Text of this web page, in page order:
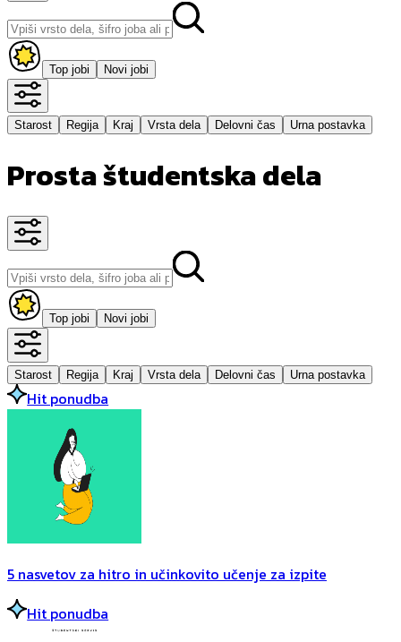
Top jobi Novi jobi
Starost Regija Kraj Vrsta dela Delovni čas Urna postavka
Prosta študentska dela
Top jobi Novi jobi
Starost Regija Kraj Vrsta dela Delovni čas Urna postavka
Hit ponudba
5 nasvetov za hitro in učinkovito učenje za izpite
Hit ponudba